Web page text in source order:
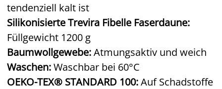
tendenziell kalt ist
Silikonisierte Trevira Fibelle Faserdaune:
Füllgewicht 1200 g
Baumwollgewebe:Atmungsaktiv und weich
Waschen:Waschbar bei 60°C
OEKO-TEX® STANDARD 100:Auf Schadstoffe